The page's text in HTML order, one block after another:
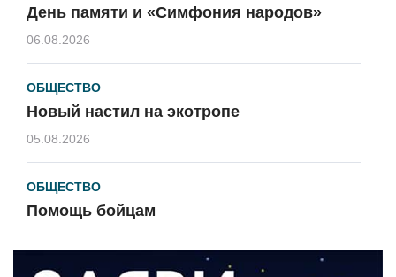
День памяти и «Симфония народов»
06.08.2026
ОБЩЕСТВО
Новый настил на экотропе
05.08.2026
ОБЩЕСТВО
Помощь бойцам